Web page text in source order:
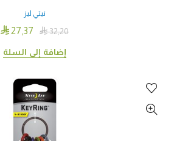
نيتي ليز

32٫20  27٫37
إضافة إلى السلة